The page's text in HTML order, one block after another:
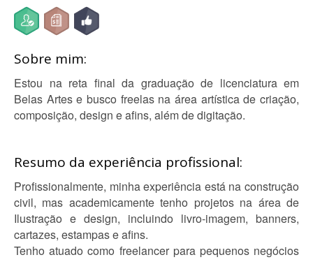
Sobre mim:
Estou na reta final da graduação de licenciatura em
Belas Artes e busco freelas na área artística de criação,
composição, design e afins, além de digitação.
Resumo da experiência profissional:
Profissionalmente, minha experiência está na construção
civil, mas academicamente tenho projetos na área de
Ilustração e design, incluindo livro-imagem, banners,
cartazes, estampas e afins.
Tenho atuado como freelancer para pequenos negócios